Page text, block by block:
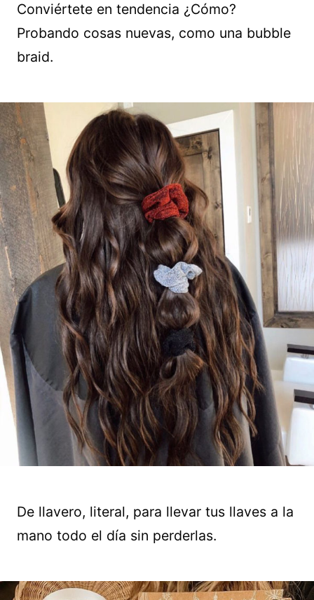
Conviértete en tendencia ¿Cómo?
Probando cosas nuevas, como una bubble
braid.
De llavero, literal, para llevar tus llaves a la
mano todo el día sin perderlas.